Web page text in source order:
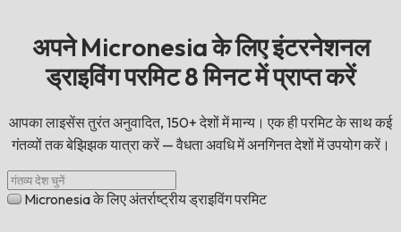
अपने Micronesia के लिए इंटरनेशनल
ड्राइविंग परमिट 8 मिनट में प्राप्त करें
आपका लाइसेंस तुरंत अनुवादित, 150+ देशों में मान्य। एक ही परमिट के साथ कई
गंतव्यों तक बेझिझक यात्रा करें — वैधता अवधि में अनगिनत देशों में उपयोग करें।
Micronesia के लिए अंतर्राष्ट्रीय ड्राइविंग परमिट